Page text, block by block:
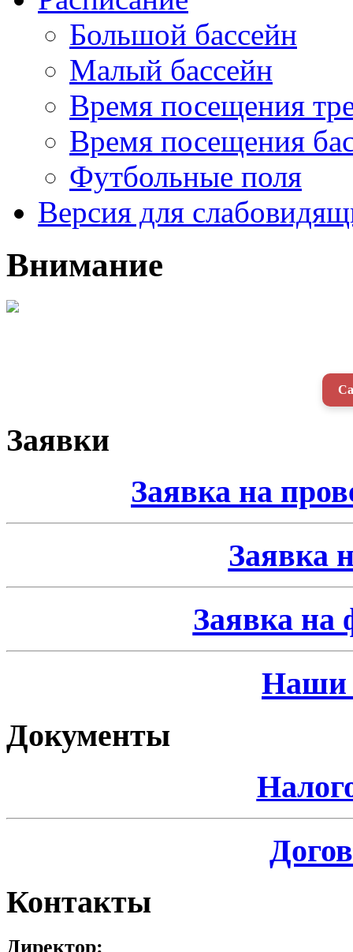
Большой бассейн
Малый бассейн
Время посещения
Время посещения
Футбольные поля
Версия для
Внимание
Заявки
Заявка на
Заявка
Заявка на
Наши
Документы
Контакты
Директор: